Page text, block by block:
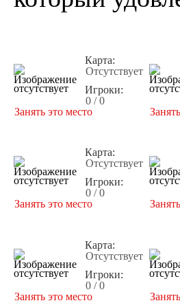
Карта:
Отсутствует
Игроки:
0 / 0
Занять это место
Карта:
Отсутствует
Игроки:
0 / 0
Занять это место
Карта:
Отсутствует
Игроки:
0 / 0
Занять это место